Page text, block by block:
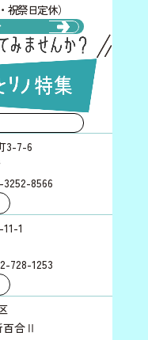
祝祭日定休）
3-7-6
8566
1
728-1253
百合Ⅱ